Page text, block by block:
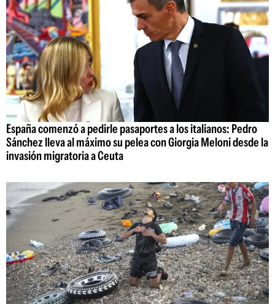
España comenzó a pedirle pasaportes a los italianos: Pedro
Sánchez lleva al máximo su pelea con Giorgia Meloni desde la
invasión migratoria a Ceuta